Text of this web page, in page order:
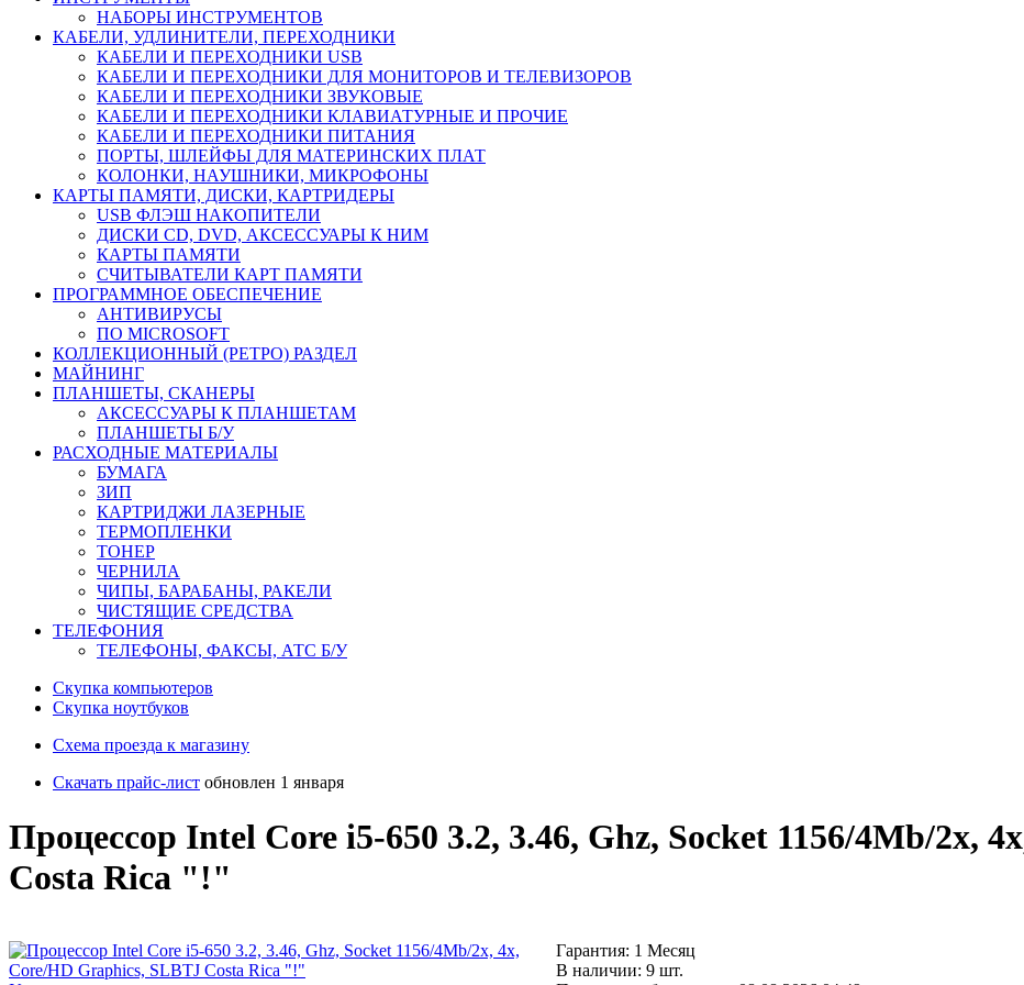
НАБОРЫ ИНСТРУМЕНТОВ
КАБЕЛИ, УДЛИНИТЕЛИ, ПЕРЕХОДНИКИ
КАБЕЛИ И ПЕРЕХОДНИКИ USB
КАБЕЛИ И ПЕРЕХОДНИКИ ДЛЯ МОНИТОРОВ И ТЕЛЕВИЗОРОВ
КАБЕЛИ И ПЕРЕХОДНИКИ ЗВУКОВЫЕ
КАБЕЛИ И ПЕРЕХОДНИКИ КЛАВИАТУРНЫЕ И ПРОЧИЕ
КАБЕЛИ И ПЕРЕХОДНИКИ ПИТАНИЯ
ПОРТЫ, ШЛЕЙФЫ ДЛЯ МАТЕРИНСКИХ ПЛАТ
КОЛОНКИ, НАУШНИКИ, МИКРОФОНЫ
КАРТЫ ПАМЯТИ, ДИСКИ, КАРТРИДЕРЫ
USB ФЛЭШ НАКОПИТЕЛИ
ДИСКИ CD, DVD, АКСЕССУАРЫ К НИМ
КАРТЫ ПАМЯТИ
СЧИТЫВАТЕЛИ КАРТ ПАМЯТИ
ПРОГРАММНОЕ ОБЕСПЕЧЕНИЕ
АНТИВИРУСЫ
ПО MICROSOFT
КОЛЛЕКЦИОННЫЙ (РЕТРО) РАЗДЕЛ
МАЙНИНГ
ПЛАНШЕТЫ, СКАНЕРЫ
АКСЕССУАРЫ К ПЛАНШЕТАМ
ПЛАНШЕТЫ Б/У
РАСХОДНЫЕ МАТЕРИАЛЫ
БУМАГА
ЗИП
КАРТРИДЖИ ЛАЗЕРНЫЕ
ТЕРМОПЛЕНКИ
ТОНЕР
ЧЕРНИЛА
ЧИПЫ, БАРАБАНЫ, РАКЕЛИ
ЧИСТЯЩИЕ СРЕДСТВА
ТЕЛЕФОНИЯ
ТЕЛЕФОНЫ, ФАКСЫ, АТС Б/У
Скупка компьютеров
Cкупка ноутбуков
Схема проезда к магазину
Скачать прайс-лист обновлен 1 января
Процессор Intel Core i5-650 3.2, 3.46, Ghz, Socket 1156/4Mb/2x,
Costa Rica "!"
Гарантия: 1 Месяц
В наличии: 9 шт.